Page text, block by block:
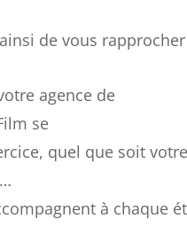
de vous
agence de
se
quel que soit
à chaque